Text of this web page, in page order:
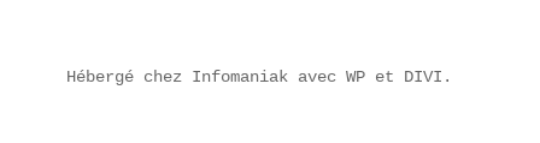
Hébergé chez Infomaniak avec WP et DIVI.